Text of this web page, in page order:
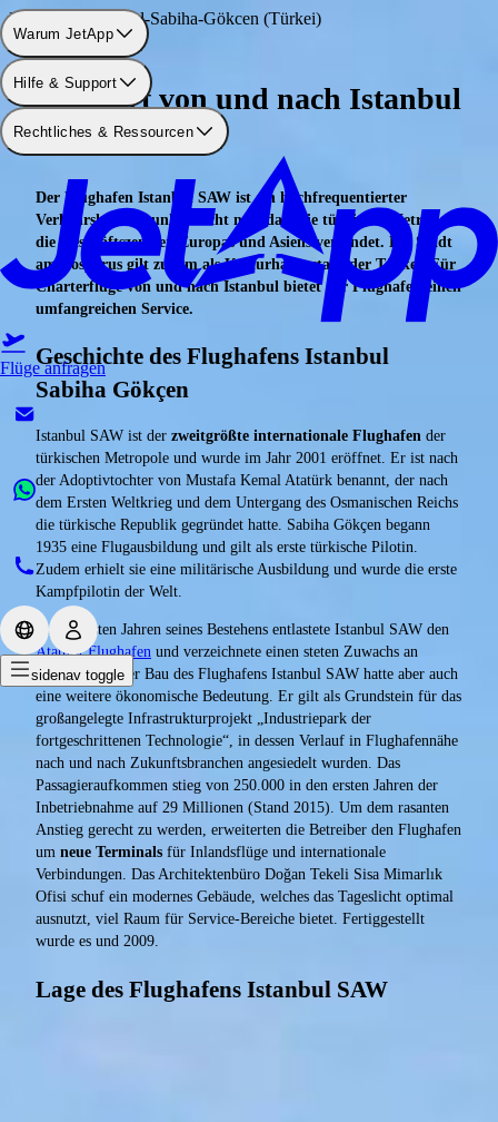
Warum JetApp
Hilfe & Support
Rechtliches & Ressourcen
Flüge anfragen
sidenav toggle
Flughafen: Istanbul-Sabiha-Gökcen (Türkei)
Privatjet von und nach Istanbul
SAW
Der Flughafen Istanbul SAW ist ein hochfrequentierter
Verkehrsknotenpunkt. Nicht nur, dass die türkische Metropole
die Geschäftszentren Europas und Asiens verbindet. Die Stadt
am Bosporus gilt zudem als Kulturhauptstadt der Türkei. Für
Charterflüge von und nach Istanbul bietet der Flughafen einen
umfangreichen Service.
Geschichte des Flughafens Istanbul
Sabiha Gökçen
Istanbul SAW ist der zweitgrößte internationale Flughafen der
türkischen Metropole und wurde im Jahr 2001 eröffnet. Er ist nach
der Adoptivtochter von Mustafa Kemal Atatürk benannt, der nach
dem Ersten Weltkrieg und dem Untergang des Osmanischen Reichs
die türkische Republik gegründet hatte. Sabiha Gökçen begann
1935 eine Flugausbildung und gilt als erste türkische Pilotin.
Zudem erhielt sie eine militärische Ausbildung und wurde die erste
Kampfpilotin der Welt.
In den ersten Jahren seines Bestehens entlastete Istanbul SAW den
Atatürk Flughafen und verzeichnete einen steten Zuwachs an
Passagieren. Der Bau des Flughafens Istanbul SAW hatte aber auch
eine weitere ökonomische Bedeutung. Er gilt als Grundstein für das
großangelegte Infrastrukturprojekt „Industriepark der
fortgeschrittenen Technologie“, in dessen Verlauf in Flughafennähe
nach und nach Zukunftsbranchen angesiedelt wurden. Das
Passagieraufkommen stieg von 250.000 in den ersten Jahren der
Inbetriebnahme auf 29 Millionen (Stand 2015). Um dem rasanten
Anstieg gerecht zu werden, erweiterten die Betreiber den Flughafen
um neue Terminals für Inlandsflüge und internationale
Verbindungen. Das Architektenbüro Doğan Tekeli Sisa Mimarlık
Ofisi schuf ein modernes Gebäude, welches das Tageslicht optimal
ausnutzt, viel Raum für Service-Bereiche bietet. Fertiggestellt
wurde es und 2009.
Lage des Flughafens Istanbul SAW